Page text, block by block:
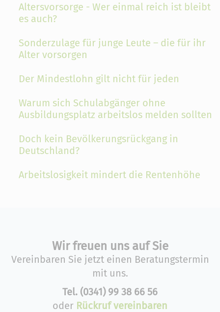
Altersvorsorge - Wer einmal reich ist bleibt
es auch?
Sonderzulage für junge Leute – die für ihr
Alter vorsorgen
Der Mindestlohn gilt nicht für jeden
Warum sich Schulabgänger ohne
Ausbildungsplatz arbeitslos melden sollten
Doch kein Bevölkerungsrückgang in
Deutschland?
Arbeitslosigkeit mindert die Rentenhöhe
Wir freuen uns auf Sie
Vereinbaren Sie jetzt einen Beratungstermin
mit uns.
Tel. (0341) 99 38 66 56
oder Rückruf vereinbaren